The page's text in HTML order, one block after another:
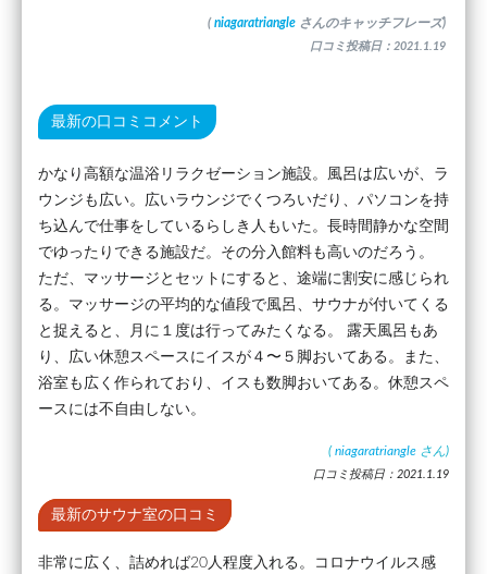
( niagaratriangle さんのキャッチフレーズ)
口コミ投稿日：2021.1.19
最新の口コミコメント
かなり高額な温浴リラクゼーション施設。風呂は広いが、ラ
ウンジも広い。広いラウンジでくつろいだり、パソコンを持
ち込んで仕事をしているらしき人もいた。長時間静かな空間
でゆったりできる施設だ。その分入館料も高いのだろう。
ただ、マッサージとセットにすると、途端に割安に感じられ
る。マッサージの平均的な値段で風呂、サウナが付いてくる
と捉えると、月に１度は行ってみたくなる。 露天風呂もあ
り、広い休憩スペースにイスが４〜５脚おいてある。また、
浴室も広く作られており、イスも数脚おいてある。休憩スペ
ースには不自由しない。
( niagaratriangle さん)
口コミ投稿日：2021.1.19
最新のサウナ室の口コミ
非常に広く、詰めれば20人程度入れる。コロナウイルス感